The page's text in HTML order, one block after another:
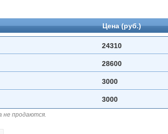
Цена (руб.)
24310
28600
3000
3000
не продаются.